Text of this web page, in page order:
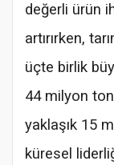
değerli ürün
artırırken,
üçte birlik
44 milyon
yaklaşık 15
küresel